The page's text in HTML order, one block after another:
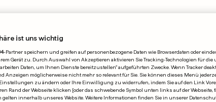
ist uns wichtig
-Partner speichern und greifen auf personenbezogene Daten wie Browserdaten oder
Gerät zu. Durch Auswahl von Akzeptieren aktivieren Sie Tracking-Technologien für die
Daten, um Ihnen Dienste bereitzustellen“ aufgeführten Zwecke. Wenn Tracker
Anzeigen möglicherweise nicht mehr so relevant für Sie. Sie können dieses Menü
zu ändern oder Ihre Einwilligung zu widerrufen, indem Sie auf den Link
Rand der Webseite klicken [oder das schwebende Symbol unten links auf der Webseite,
innerhalb unseres Website. Weitere Informationen finden Sie in unserer